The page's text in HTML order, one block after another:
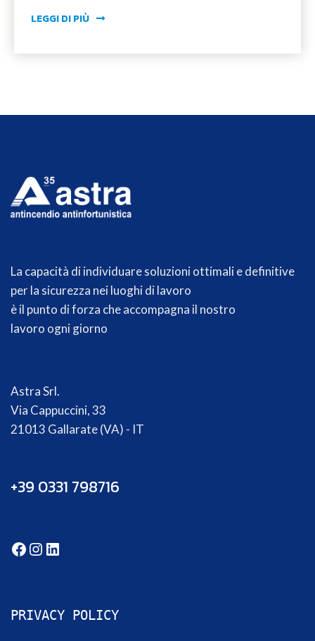
LEGGI DI PIÙ
La capacità di individuare soluzioni ottimali e definitive
per la sicurezza nei luoghi di lavoro
è il punto di forza che accompagna il nostro
lavoro ogni giorno
Astra Srl.
Via Cappuccini, 33
21013 Gallarate (VA) - IT
+39 0331 798716
PRIVACY POLICY